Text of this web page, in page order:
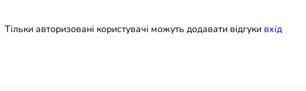
Художня література
Тільки авторизовані користувачі можуть додавати відгуки вхiд